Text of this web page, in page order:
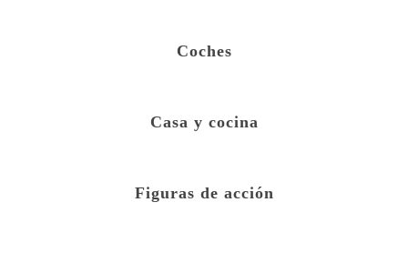
Coches
Casa y cocina
Figuras de acción